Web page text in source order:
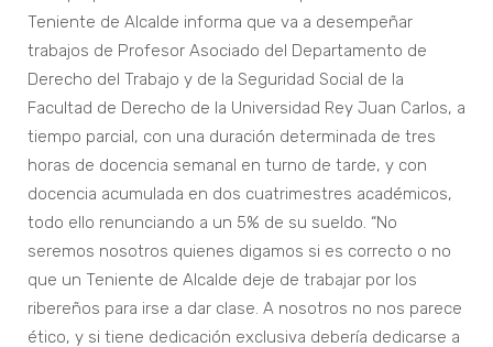
Teniente de Alcalde informa que va a desempeñar
trabajos de Profesor Asociado del Departamento de
Derecho del Trabajo y de la Seguridad Social de la
Facultad de Derecho de la Universidad Rey Juan Carlos, a
tiempo parcial, con una duración determinada de tres
horas de docencia semanal en turno de tarde, y con
docencia acumulada en dos cuatrimestres académicos,
todo ello renunciando a un 5% de su sueldo. “No
seremos nosotros quienes digamos si es correcto o no
que un Teniente de Alcalde deje de trabajar por los
ribereños para irse a dar clase. A nosotros no nos parece
ético, y si tiene dedicación exclusiva debería dedicarse a